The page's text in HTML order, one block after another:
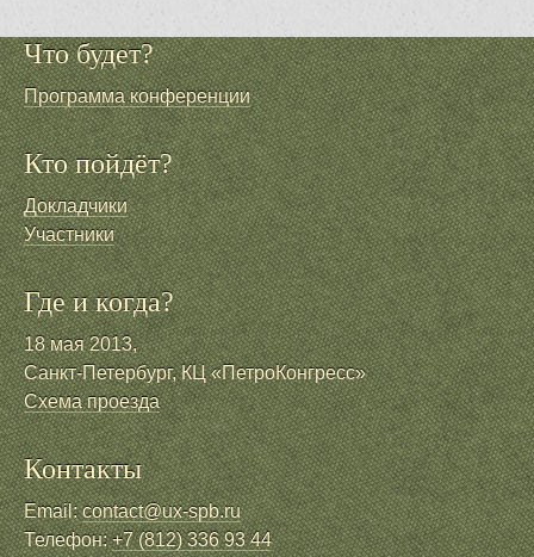
Что будет?
Программа конференции
Кто пойдёт?
Докладчики
Участники
Где и когда?
18 мая 2013,
Санкт-Петербург, КЦ «ПетроКонгресс»
Схема проезда
Контакты
Email:contact@ux-spb.ru
Телефон:+7 (812) 336 93 44